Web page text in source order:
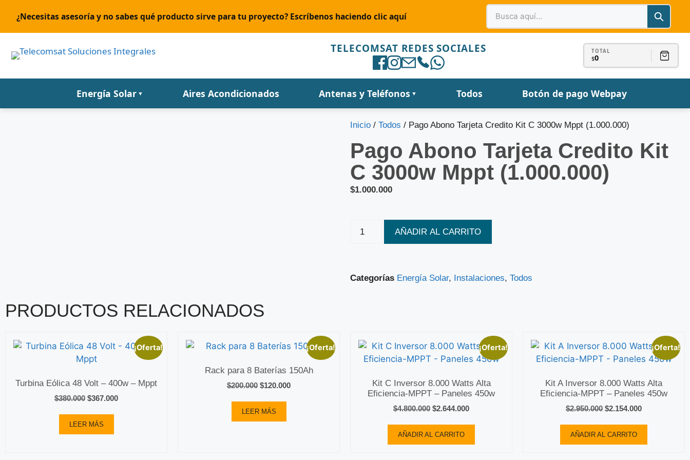
¿Necesitas asesoría y no sabes qué producto sirve para tu proyecto? Escríbenos haciendo clic aquí
TELECOMSAT REDES SOCIALES TOTAL
$0
Energía Solar ▼ Aires Acondicionados Antenas y Teléfonos ▼ Todos Botón de pago Webpay
Inicio / Todos / Pago Abono Tarjeta Credito Kit C 3000w Mppt (1.000.000)
Pago Abono Tarjeta Credito Kit
C 3000w Mppt (1.000.000)
$1.000.000
AÑADIR AL CARRITO
Categorías Energía Solar, Instalaciones, Todos
PRODUCTOS RELACIONADOS
¡Oferta!
Turbina Eólica 48 Volt – 400w – Mppt
$380.000 $367.000
LEER MÁS
¡Oferta!
Rack para 8 Baterías 150Ah
$200.000 $120.000
LEER MÁS
¡Oferta!
Kit C Inversor 8.000 Watts Alta
Eficiencia-MPPT – Paneles 450w
$4.800.000 $2.644.000
AÑADIR AL CARRITO
¡Oferta!
Kit A Inversor 8.000 Watts Alta
Eficiencia-MPPT – Paneles 450w
$2.950.000 $2.154.000
AÑADIR AL CARRITO